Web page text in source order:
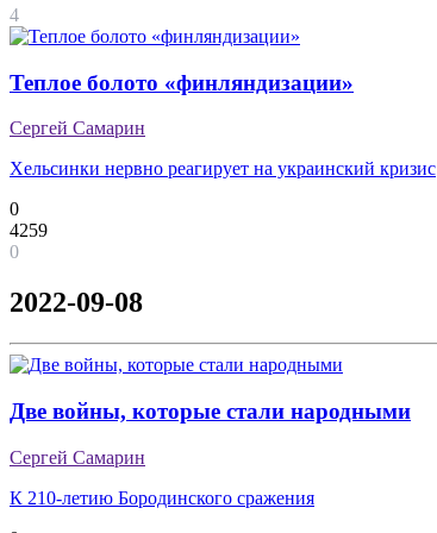
4
Теплое болото «финляндизации»
Сергей Самарин
Хельсинки нервно реагирует на украинский кризис
0
4259
0
2022-09-08
Две войны, которые стали народными
Сергей Самарин
К 210-летию Бородинского сражения